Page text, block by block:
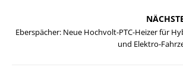
Eberspächer: Neue Hochvolt-PTC-Heizer für
und Elektro-